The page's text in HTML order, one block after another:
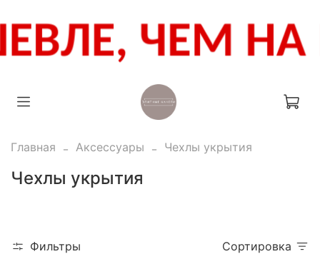
Главная Аксессуары Чехлы укрытия
Чехлы укрытия
Фильтры Сортировка